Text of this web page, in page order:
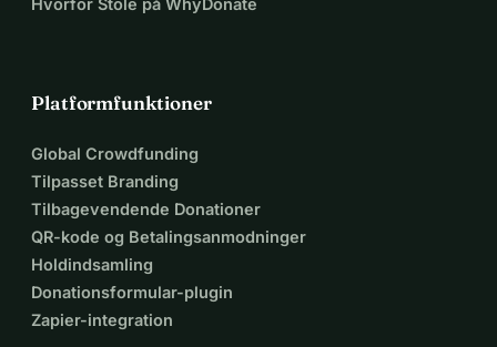
Hvorfor Stole på WhyDonate
Platformfunktioner
Global Crowdfunding
Tilpasset Branding
Tilbagevendende Donationer
QR-kode og Betalingsanmodninger
Holdindsamling
Donationsformular-plugin
Zapier-integration